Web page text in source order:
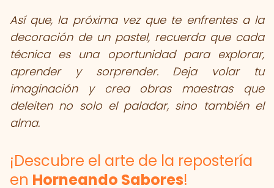
Así que, la próxima vez que te enfrentes a la
decoración de un pastel, recuerda que cada
técnica es una oportunidad para explorar,
aprender y sorprender. Deja volar tu
imaginación y crea obras maestras que
deleiten no solo el paladar, sino también el
alma.
¡Descubre el arte de la repostería
en Horneando Sabores!